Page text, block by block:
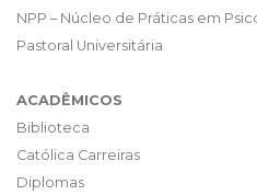
NPP – Núcleo de Práticas em
Pastoral Universitária
ACADÊMICOS
Biblioteca
Católica Carreiras
Diplomas